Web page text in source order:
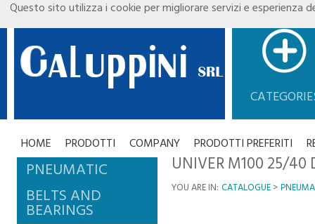
HOME PRODOTTI COMPANY PRODOTTI PREFERITI
PNEUMATIC
BELTS AND
BEARINGS
UNIVER M100 25/40
YOU ARE IN: CATALOGUE
Questo sito utilizza i cookie per migliorare servizi e esperienza